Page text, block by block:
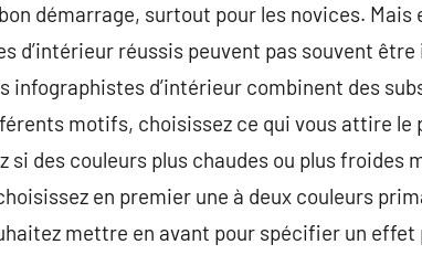
démarrage, surtout pour les novices.
d’intérieur réussis peuvent pas souvent
infographistes d’intérieur combinent des
motifs, choisissez ce qui vous attire
si des couleurs plus chaudes ou plus
en premier une à deux couleurs
mettre en avant pour spécifier un effet